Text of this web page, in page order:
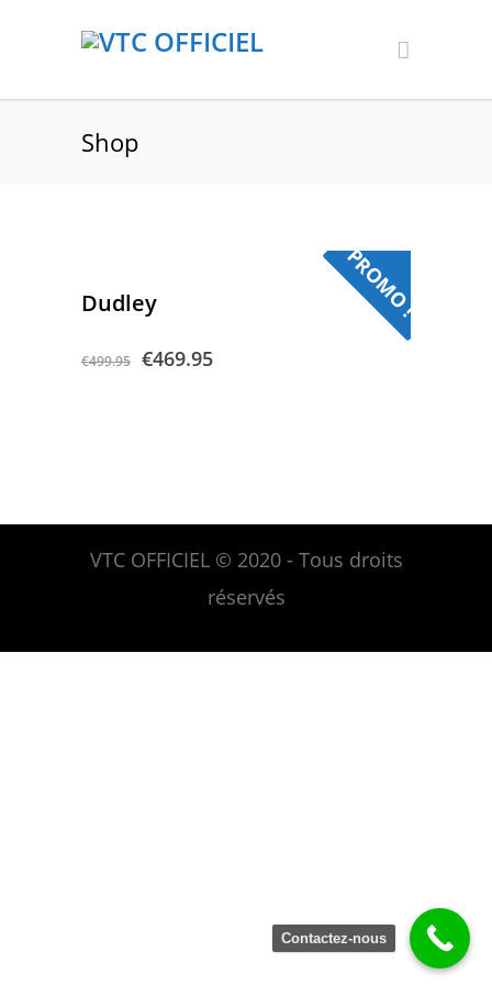
Shop
PROMO !
Dudley
€499.95 €469.95
VTC OFFICIEL © 2020 - Tous droits
réservés
Contactez-nous